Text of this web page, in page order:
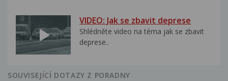
VIDEO: Jak se zbavit deprese
Shlédněte video na téma jak se zbavit
deprese..
SOUVISEJÍCÍ DOTAZY Z PORADNY